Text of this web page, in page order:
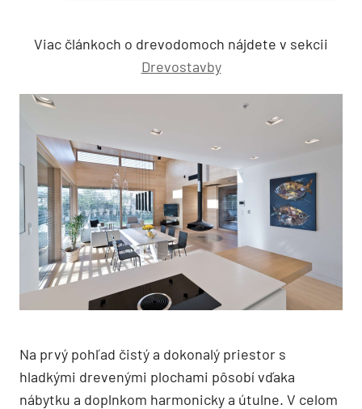
Viac článkoch o drevodomoch nájdete v sekcii
Drevostavby
Na prvý pohľad čistý a dokonalý priestor s
hladkými drevenými plochami pôsobí vďaka
nábytku a doplnkom harmonicky a útulne. V celom